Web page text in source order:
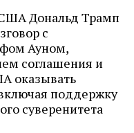
Дональд Трамп
с
Ауном,
соглашения и
оказывать
поддержку
суверенитета